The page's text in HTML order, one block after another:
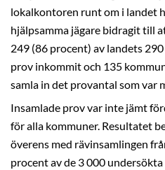
lokalkontoren runt om i landet
hjälpsamma jägare bidragit till
249 (86 procent) av landets
prov inkommit och 135
samla in det provantal som var
Insamlade prov var inte jämt
för alla kommuner. Resultatet
överens med rävinsamlingen
procent av de 3 000